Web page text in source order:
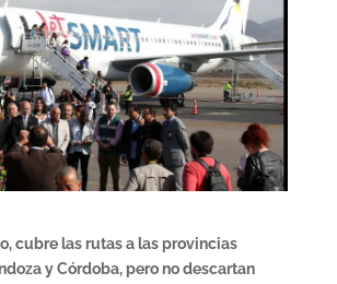
cubre las rutas a las provincias
y Córdoba, pero no descartan